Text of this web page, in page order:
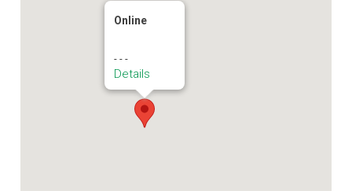
Online
- - -
Details